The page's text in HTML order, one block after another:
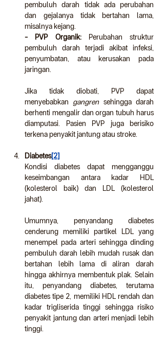
pembuluh darah tidak ada perubahan
dan gejalanya tidak bertahan lama,
misalnya kejang.
- PVP Organik:
Perubahan struktur
pembuluh darah terjadi akibat infeksi,
penyumbatan, atau kerusakan pada
jaringan.
Jika tidak diobati, PVP dapat
menyebabkan gangren sehingga darah
berhenti mengalir dan organ tubuh harus
diamputasi. Pasien PVP juga berisiko
terkena penyakit jantung atau stroke.
Diabetes[2]
Kondisi diabetes dapat mengganggu
keseimbangan antara kadar HDL
(kolesterol baik) dan LDL (kolesterol
jahat).
Umumnya, penyandang diabetes
cenderung memiliki partikel LDL yang
menempel pada arteri sehingga dinding
pembuluh darah lebih mudah rusak dan
bertahan lebih lama di aliran darah
hingga akhirnya membentuk plak. Selain
itu, penyandang diabetes, terutama
diabetes tipe 2, memiliki HDL rendah dan
kadar trigliserida tinggi sehingga risiko
penyakit jantung dan arteri menjadi lebih
tinggi.